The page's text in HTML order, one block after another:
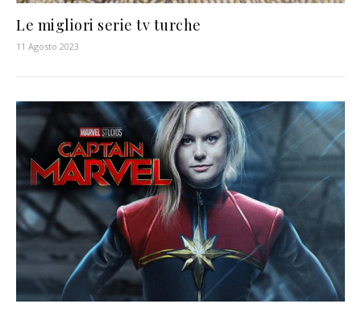
Le migliori serie tv turche
11 Agosto 2023